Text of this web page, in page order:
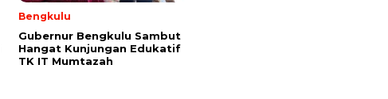
Bengkulu
Gubernur Bengkulu Sambut
Hangat Kunjungan Edukatif
TK IT Mumtazah